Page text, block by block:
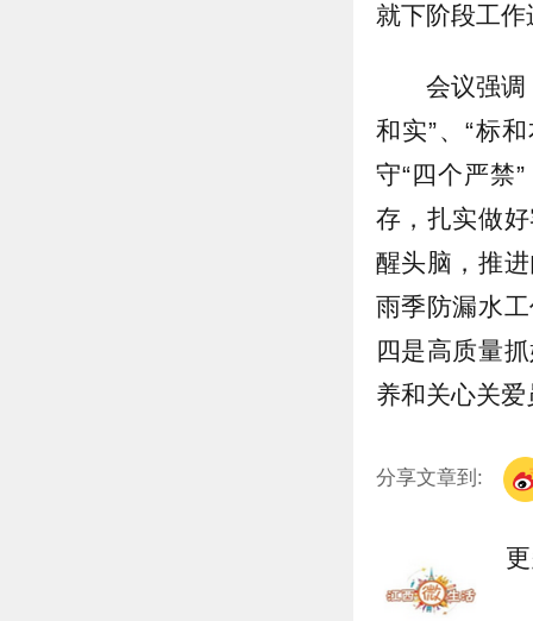
就下阶段工
会议强调
和实”、“标
守“四个严禁
存，扎实做
醒头脑，推
雨季防漏水
四是高质量
养和关心关
分享文章到: